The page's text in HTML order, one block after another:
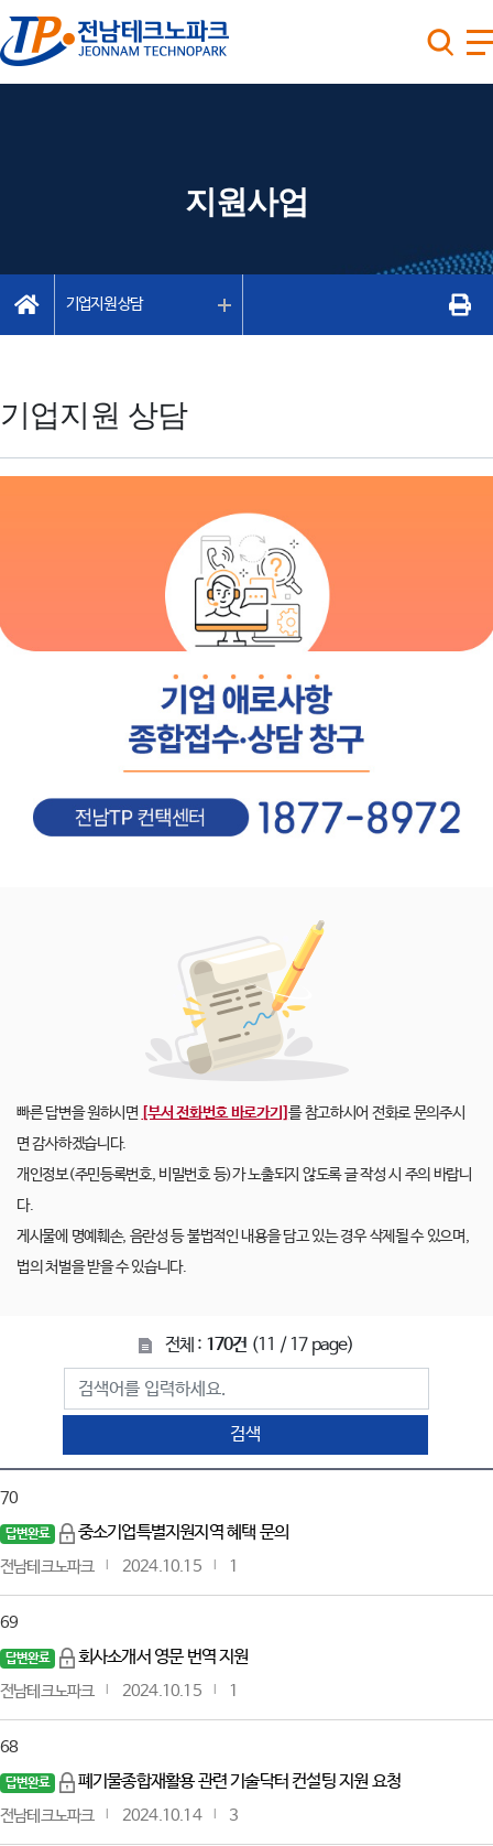
지원사업
기업지원 상담
기업지원 상담
빠른 답변을 원하시면 [부서 전화번호 바로가기]를 참고하시어 전화로 문의주시
면 감사하겠습니다.
개인정보(주민등록번호, 비밀번호 등)가 노출되지 않도록 글 작성 시 주의 바랍니
다.
게시물에 명예훼손, 음란성 등 불법적인 내용을 담고 있는 경우 삭제될 수 있으며,
법의 처벌을 받을 수 있습니다.
전체 : 170건 (11 / 17 page)
검색
70
답변완료 중소기업특별지원지역 혜택 문의
전남테크노파크 2024.10.15 1
69
답변완료 회사소개서 영문 번역 지원
전남테크노파크 2024.10.15 1
68
답변완료 폐기물종합재활용 관련 기술닥터 컨설팅 지원 요청
전남테크노파크 2024.10.14 3